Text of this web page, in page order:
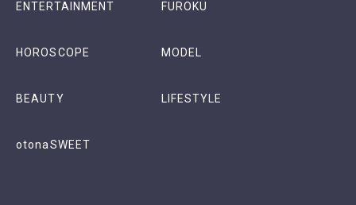
ENTERTAINMENT FUROKU
HOROSCOPE MODEL
BEAUTY LIFESTYLE
otonaSWEET